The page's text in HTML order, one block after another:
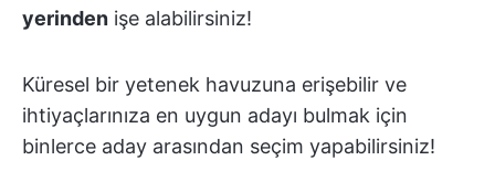
yerinden işe alabilirsiniz!
Küresel bir yetenek havuzuna erişebilir ve
ihtiyaçlarınıza en uygun adayı bulmak için
binlerce aday arasından seçim yapabilirsiniz!